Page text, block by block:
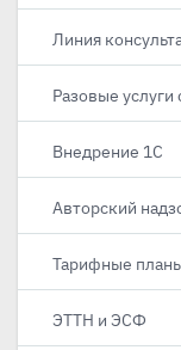
Линия
Разовые
Внедрение 1С
Авторский
Тарифные
ЭТТН и ЭСФ